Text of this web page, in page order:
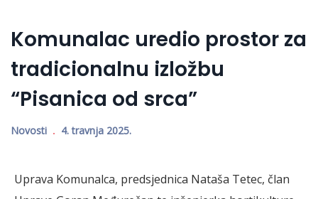
Komunalac uredio prostor za
tradicionalnu izložbu
“Pisanica od srca”
Novosti 4. travnja 2025.
Uprava Komunalca, predsjednica Nataša Tetec, član